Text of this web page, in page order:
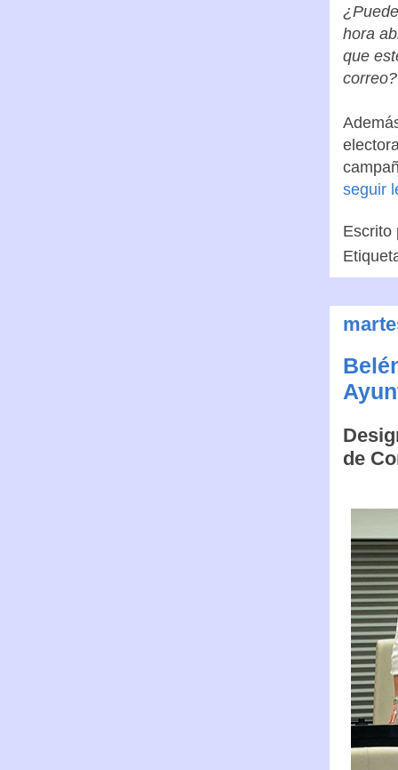
hora
que
correo?
seguir
de